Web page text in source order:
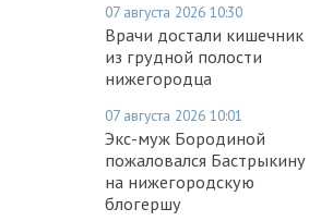
07 августа 2026 10:30
Врачи достали кишечник
из грудной полости
нижегородца
07 августа 2026 10:01
Экс-муж Бородиной
пожаловался Бастрыкину
на нижегородскую
блогершу